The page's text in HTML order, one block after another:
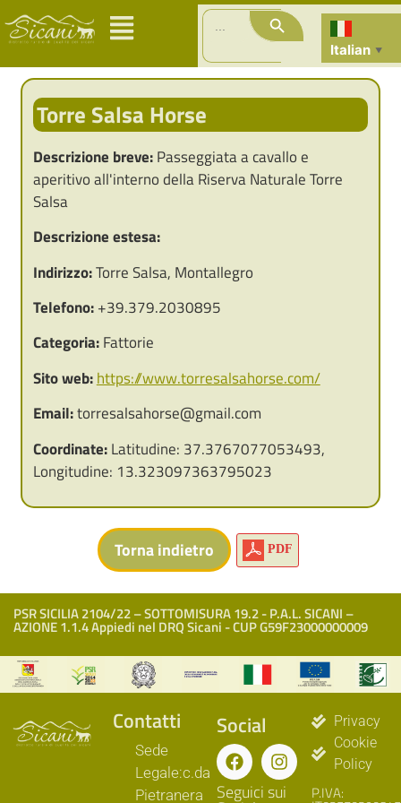
Search
for:
Search Button
Italian ▼
Torre Salsa Horse
Descrizione breve:Passeggiata a cavallo e
aperitivo all'interno della Riserva Naturale Torre
Salsa
Descrizione estesa:
Indirizzo:Torre Salsa, Montallegro
Telefono:+39.379.2030895
Categoria:Fattorie
Sito web: https://www.torresalsahorse.com/
Email:torresalsahorse@gmail.com
Coordinate:Latitudine: 37.3767077053493,
Longitudine: 13.323097363795023
PDF
PSR SICILIA 2104/22 – SOTTOMISURA 19.2 - P.A.L. SICANI –
AZIONE 1.1.4 Appiedi nel DRQ Sicani - CUP G59F23000000009
Contatti
Sede
Legale:c.da
Pietranera
Social
Seguici sui
Privacy
Cookie
Policy
P.IVA: